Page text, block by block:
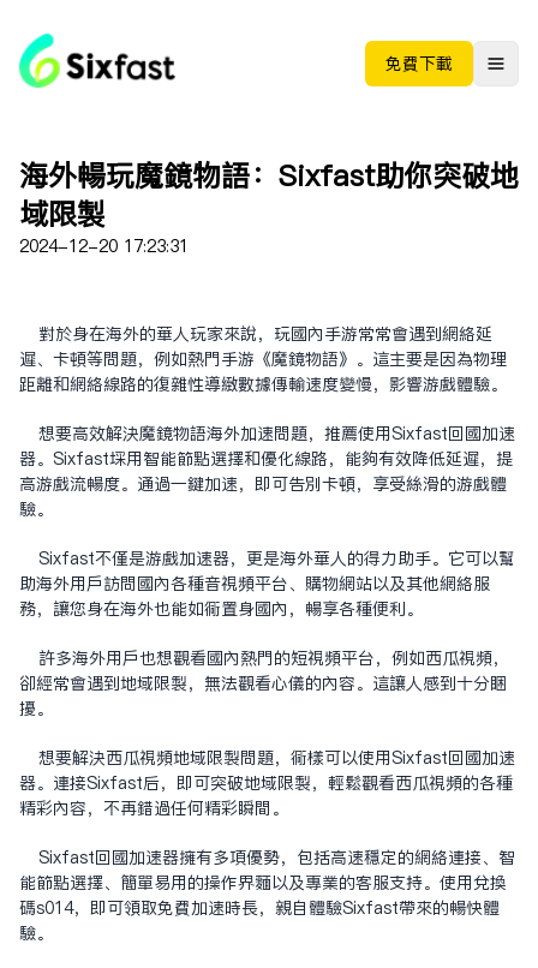
免费下载
海外畅玩魔镜物语：Sixfast助你突破地
域限制
2024-12-20 17:23:31
对于身在海外的华人玩家来说，玩国内手游常常会遇到网络延
迟、卡顿等问题，例如热门手游《魔镜物语》。这主要是因为物理
距离和网络线路的复杂性导致数据传输速度变慢，影响游戏体验。
想要高效解决魔镜物语海外加速问题，推荐使用Sixfast回国加速
器。Sixfast采用智能节点选择和优化线路，能够有效降低延迟，提
高游戏流畅度。通过一键加速，即可告别卡顿，享受丝滑的游戏体
验。
Sixfast不仅是游戏加速器，更是海外华人的得力助手。它可以帮
助海外用户访问国内各种音视频平台、购物网站以及其他网络服
务，让您身在海外也能如同置身国内，畅享各种便利。
许多海外用户也想观看国内热门的短视频平台，例如西瓜视频，
却经常会遇到地域限制，无法观看心仪的内容。这让人感到十分困
扰。
想要解决西瓜视频地域限制问题，同样可以使用Sixfast回国加速
器。连接Sixfast后，即可突破地域限制，轻松观看西瓜视频的各种
精彩内容，不再错过任何精彩瞬间。
Sixfast回国加速器拥有多项优势，包括高速稳定的网络连接、智
能节点选择、简单易用的操作界面以及专业的客服支持。使用兑换
码s014，即可领取免费加速时长，亲自体验Sixfast带来的畅快体
验。